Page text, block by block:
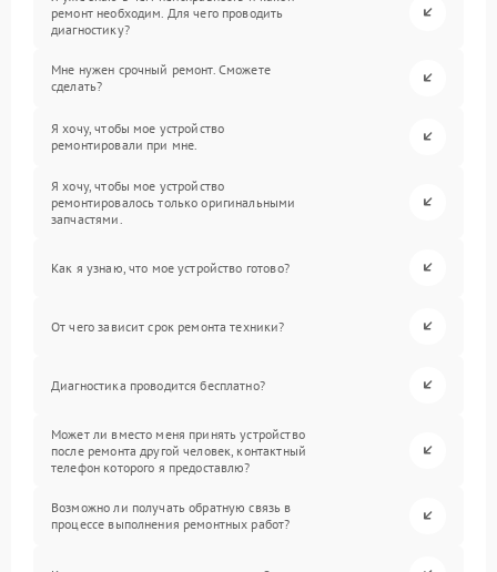
ремонт необходим. Для чего проводить
диагностику?
Мне нужен срочный ремонт. Сможете
сделать?
Я хочу, чтобы мое устройство
ремонтировали при мне.
Я хочу, чтобы мое устройство
ремонтировалось только оригинальными
запчастями.
Как я узнаю, что мое устройство готово?
От чего зависит срок ремонта техники?
Диагностика проводится бесплатно?
Может ли вместо меня принять устройство
после ремонта другой человек, контактный
телефон которого я предоставлю?
Возможно ли получать обратную связь в
процессе выполнения ремонтных работ?